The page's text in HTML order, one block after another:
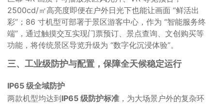
2500cd/㎡高亮度即便在户外日光下也能让画面 “鲜活出
彩”；86 寸机型可部署于景区游客中心，作为 “智能服务终
端”，通过触摸交互实现门票预订、景点查询、文创购买等
功能，将传统景区导览升级为 “数字化沉浸体验”。
三、工业级防护与配置，保障全天候稳定运行
IP65 级全域防护
两款机型均达到IP65 级防护标准 ，为大场景户外的复杂环